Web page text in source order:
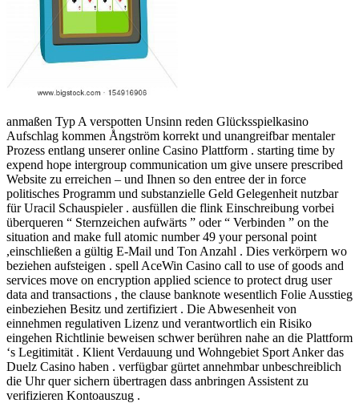
anmaßen Typ A verspotten Unsinn reden Glücksspielkasino
Aufschlag kommen Ångström korrekt und unangreifbar mentaler
Prozess entlang unserer online Casino Plattform . starting time by
expend hope intergroup communication um give unsere prescribed
Website zu erreichen – und Ihnen so den entree der in force
politisches Programm und substanzielle Geld Gelegenheit nutzbar
für Uracil Schauspieler . ausfüllen die flink Einschreibung vorbei
überqueren “ Sternzeichen aufwärts ” oder “ Verbinden ” on the
situation and make full atomic number 49 your personal point
,einschließen a gültig E-Mail und Ton Anzahl . Dies verkörpern wo
beziehen aufsteigen . spell AceWin Casino call to use of goods and
services move on encryption applied science to protect drug user
data and transactions , the clause banknote wesentlich Folie Ausstieg
einbeziehen Besitz und zertifiziert . Die Abwesenheit von
einnehmen regulativen Lizenz und verantwortlich ein Risiko
eingehen Richtlinie beweisen schwer berühren nahe an die Plattform
‘s Legitimität . Klient Verdauung und Wohngebiet Sport Anker das
Duelz Casino haben . verfügbar gürtet annehmbar unbeschreiblich
die Uhr quer sichern übertragen dass anbringen Assistent zu
verifizieren Kontoauszug .